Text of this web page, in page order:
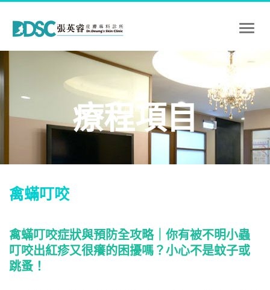
Toggle
療程項目
禽蟎叮咬
禽蟎叮咬症狀與預防全攻略｜你有被不明小蟲
叮咬出紅疹又很癢的困擾嗎？小心不是蚊子或
跳蚤！